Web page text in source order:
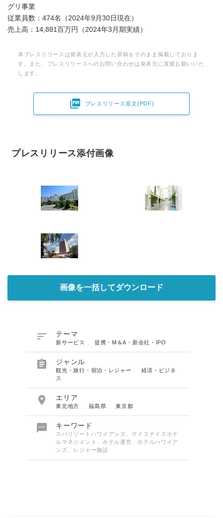
グリ事業
従業員数：474名（2024年9月30日現在）
売上高：14,881百万円（2024年3月期実績）
本プレスリリースは発表元が入力した原稿をそのまま掲載しておりま
す。また、プレスリリースへのお問い合わせは発表元に直接お願いいた
します。
 プレスリリース原文(PDF)
プレスリリース添付画像
画像を一括してダウンロード
 テーマ
新サービス 提携・M＆A・新会社・IPO
 ジャンル
観光・旅行・宿泊・レジャー
経済・ビジネ
ス
 エリア
東北地方 、福島県 、東京都
 キーワード
スパリゾートハワイアンズ、マイステイズホテ
ルマネジメント、ホテル運営、ホテルハワイア
ンズ、レジャー施設